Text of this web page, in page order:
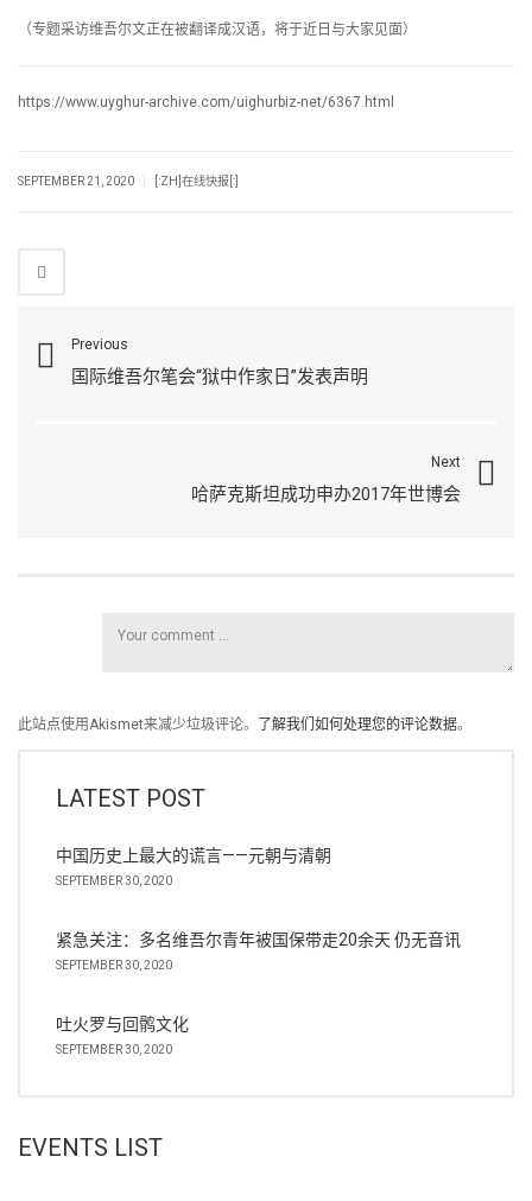
（专题采访维吾尔文正在被翻译成汉语，将于近日与大家见面）
https://www.uyghur-archive.com/uighurbiz-net/6367.html
SEPTEMBER 21, 2020 [:ZH]在线快报[:]
Previous
国际维吾尔笔会“狱中作家日”发表声明
Next
哈萨克斯坦成功申办2017年世博会
此站点使用Akismet来减少垃圾评论。 了解我们如何处理您的评论数据。
LATEST POST
中国历史上最大的谎言——元朝与清朝
SEPTEMBER 30, 2020
紧急关注：多名维吾尔青年被国保带走20余天 仍无音讯
SEPTEMBER 30, 2020
吐火罗与回鹘文化
SEPTEMBER 30, 2020
EVENTS LIST